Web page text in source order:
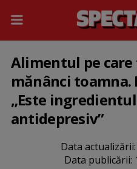
Alimentul pe
mănânci toamna.
„Este
antidepresiv”
Data actualizării:
Data publicării: